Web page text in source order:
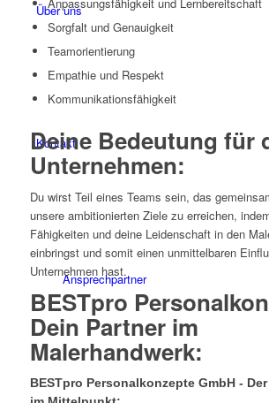
Über uns
Kontakt
Ansprechpartner
Anpassungsfähigkeit und Lernbereitschaft
Sorgfalt und Genauigkeit
Teamorientierung
Empathie und Respekt
Kommunikationsfähigkeit
Deine Bedeutung für
Unternehmen:
Du wirst Teil eines Teams sein, das
unsere ambitionierten Ziele zu erreichen,
Fähigkeiten und deine Leidenschaft in den
einbringst und somit einen unmittelbaren
Unternehmen hast.
BESTpro
Dein Partner im
Malerhandwerk:
BESTpro Personalkonzepte GmbH -